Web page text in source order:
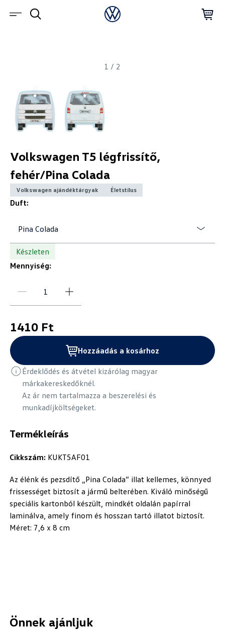
1 / 2
Termékleírás
Cikkszám: KUKT5AF01
Az élénk és pezsdítő „Pina Colada” illat kellemes, könnyed
frissességet biztosít a jármű belterében. Kiváló minőségű
speciális kartonból készült, mindkét oldalán papírral
laminálva, amely finom és hosszan tartó illatot biztosít.
Méret: 7,6 x 8 cm
Volkswagen T5 légfrissítő,
fehér/Pina Colada
Volkswagen ajándéktárgyak Életstílus
Duft:
Pina Colada
Készleten
Mennyiség:
1410 Ft
Hozzáadás a kosárhoz
Érdeklődés és átvétel kizárólag magyar
márkakereskedőknél.
Az ár nem tartalmazza a beszerelési és
munkadíjköltségeket.
Önnek ajánljuk